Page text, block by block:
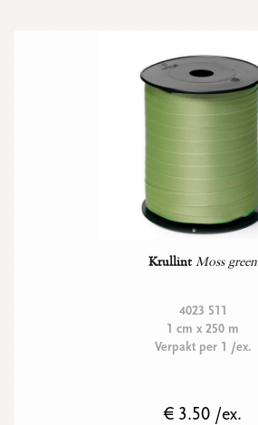
Krullint Moss green
4023 511
1 cm x 250 m
Verpakt per 1 /ex.
€ 3.50 /ex.